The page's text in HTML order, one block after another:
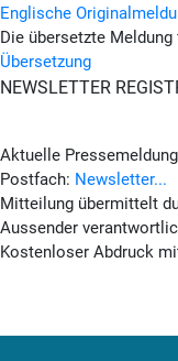
Englische
Die übersetzte
Übersetzung
NEWSLETTER
Aktuelle
Postfach: Newsletter...
Mitteilung übermittelt
Aussender
Kostenloser Abdruck